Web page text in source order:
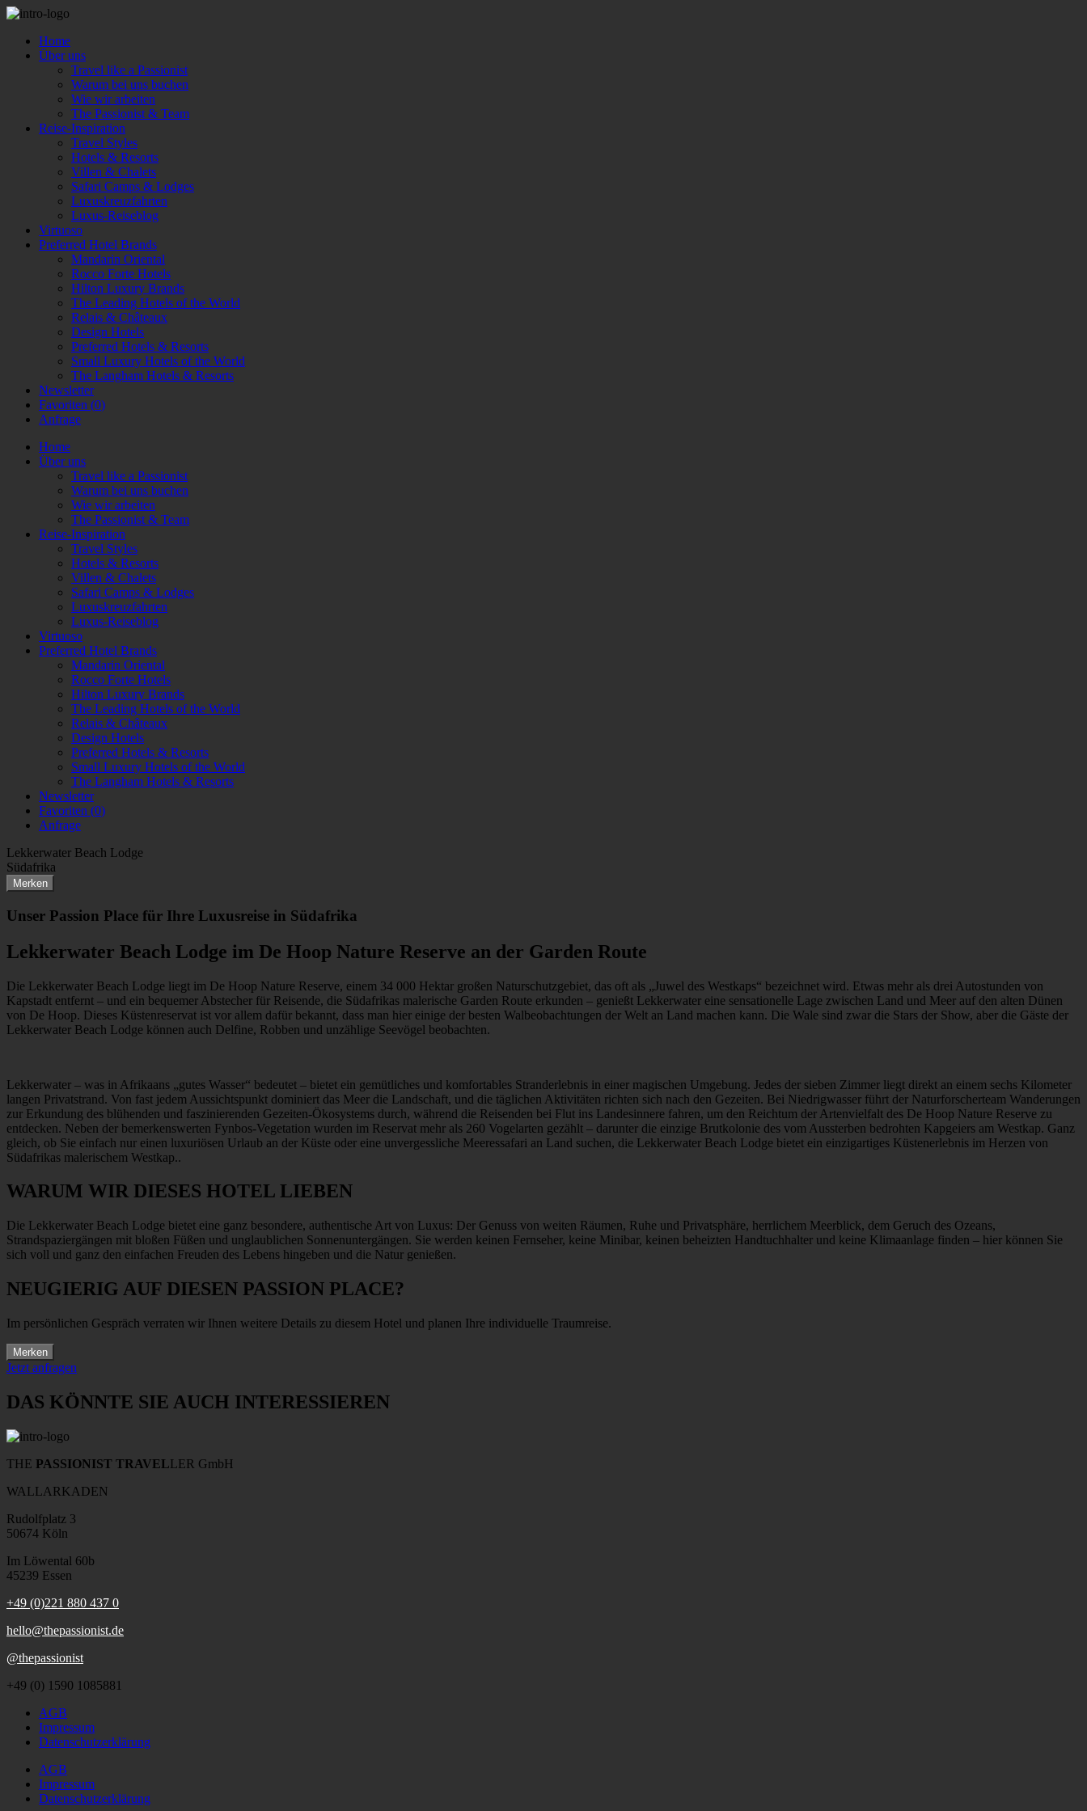
Home
Über uns
Travel like a Passionist
Warum bei uns buchen
Wie wir arbeiten
The Passionist & Team
Reise-Inspiration
Travel Styles
Hotels & Resorts
Villen & Chalets
Safari Camps & Lodges
Luxuskreuzfahrten
Luxus-Reiseblog
Virtuoso
Preferred Hotel Brands
Mandarin Oriental
Rocco Forte Hotels
Hilton Luxury Brands
The Leading Hotels of the World
Relais & Châteaux
Design Hotels
Preferred Hotels & Resorts
Small Luxury Hotels of the World
The Langham Hotels & Resorts
Newsletter
Favoriten (0)
Anfrage
Home
Über uns
Travel like a Passionist
Warum bei uns buchen
Wie wir arbeiten
The Passionist & Team
Reise-Inspiration
Travel Styles
Hotels & Resorts
Villen & Chalets
Safari Camps & Lodges
Luxuskreuzfahrten
Luxus-Reiseblog
Virtuoso
Preferred Hotel Brands
Mandarin Oriental
Rocco Forte Hotels
Hilton Luxury Brands
The Leading Hotels of the World
Relais & Châteaux
Design Hotels
Preferred Hotels & Resorts
Small Luxury Hotels of the World
The Langham Hotels & Resorts
Newsletter
Favoriten (0)
Anfrage
Lekkerwater Beach Lodge
Südafrika
Merken
Unser Passion Place für Ihre Luxusreise in Südafrika
Lekkerwater Beach Lodge im De Hoop Nature Reserve an der Garden Route
Die Lekkerwater Beach Lodge liegt im De Hoop Nature Reserve, einem 34 000 Hektar großen Naturschutzgebiet, das oft als „Juwel des Westkaps“ bezeichnet wird. Etwas mehr als drei Autostunden von
Kapstadt entfernt – und ein bequemer Abstecher für Reisende, die Südafrikas malerische Garden Route erkunden – genießt Lekkerwater eine sensationelle Lage zwischen Land und Meer auf den alten Dünen
von De Hoop. Dieses Küstenreservat ist vor allem dafür bekannt, dass man hier einige der besten Walbeobachtungen der Welt an Land machen kann. Die Wale sind zwar die Stars der Show, aber die Gäste der
Lekkerwater Beach Lodge können auch Delfine, Robben und unzählige Seevögel beobachten.
Lekkerwater – was in Afrikaans „gutes Wasser“ bedeutet – bietet ein gemütliches und komfortables Stranderlebnis in einer magischen Umgebung. Jedes der sieben Zimmer liegt direkt an einem sechs Kilometer
langen Privatstrand. Von fast jedem Aussichtspunkt dominiert das Meer die Landschaft, und die täglichen Aktivitäten richten sich nach den Gezeiten. Bei Niedrigwasser führt der Naturforscherteam Wanderungen
zur Erkundung des blühenden und faszinierenden Gezeiten-Ökosystems durch, während die Reisenden bei Flut ins Landesinnere fahren, um den Reichtum der Artenvielfalt des De Hoop Nature Reserve zu
entdecken. Neben der bemerkenswerten Fynbos-Vegetation wurden im Reservat mehr als 260 Vogelarten gezählt – darunter die einzige Brutkolonie des vom Aussterben bedrohten Kapgeiers am Westkap. Ganz
gleich, ob Sie einfach nur einen luxuriösen Urlaub an der Küste oder eine unvergessliche Meeressafari an Land suchen, die Lekkerwater Beach Lodge bietet ein einzigartiges Küstenerlebnis im Herzen von
Südafrikas malerischem Westkap..
WARUM WIR DIESES HOTEL LIEBEN
Die Lekkerwater Beach Lodge bietet eine ganz besondere, authentische Art von Luxus: Der Genuss von weiten Räumen, Ruhe und Privatsphäre, herrlichem Meerblick, dem Geruch des Ozeans,
Strandspaziergängen mit bloßen Füßen und unglaublichen Sonnenuntergängen. Sie werden keinen Fernseher, keine Minibar, keinen beheizten Handtuchhalter und keine Klimaanlage finden – hier können Sie
sich voll und ganz den einfachen Freuden des Lebens hingeben und die Natur genießen.
NEUGIERIG AUF DIESEN PASSION PLACE?
Im persönlichen Gespräch verraten wir Ihnen weitere Details zu diesem Hotel und planen Ihre individuelle Traumreise.
Merken
Jetzt anfragen
DAS KÖNNTE SIE AUCH INTERESSIEREN
THE PASSIONIST TRAVELLER GmbH
WALLARKADEN
Rudolfplatz 3
50674 Köln
Im Löwental 60b
45239 Essen
+49 (0)221 880 437 0
hello@thepassionist.de
@thepassionist
+49 (0) 1590 1085881
AGB
Impressum
Datenschutzerklärung
AGB
Impressum
Datenschutzerklärung